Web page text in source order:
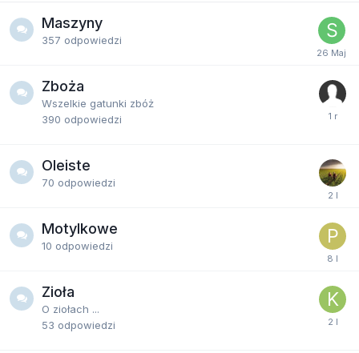
Maszyny
357 odpowiedzi
Zboża
Wszelkie gatunki zbóż
390 odpowiedzi
Oleiste
70 odpowiedzi
Motylkowe
10 odpowiedzi
Zioła
O ziołach ...
53 odpowiedzi